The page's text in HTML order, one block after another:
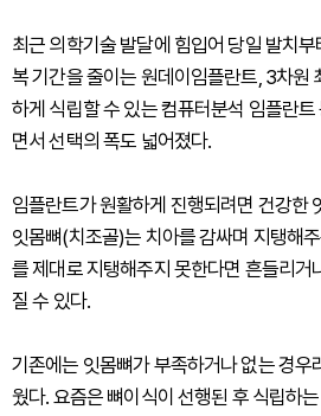
최근 의학기술 발달에 힘입어 당일 발치
복 기간을 줄이는 원데이임플란트, 3차원
하게 식립할 수 있는 컴퓨터분석 임플란
면서 선택의 폭도 넓어졌다.
임플란트가 원활하게 진행되려면 건강한
잇몸뼈(치조골)는 치아를 감싸며 지탱해
를 제대로 지탱해주지 못한다면 흔들리거
질 수 있다.
기존에는 잇몸뼈가 부족하거나 없는 경우
웠다. 요즘은 뼈이식이 선행된 후 식립하